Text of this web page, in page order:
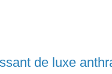
de luxe